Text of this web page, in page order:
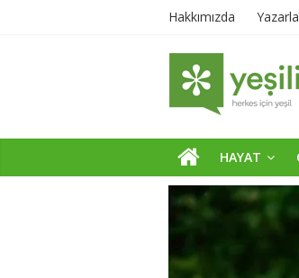
Hakkımızda
HAYAT